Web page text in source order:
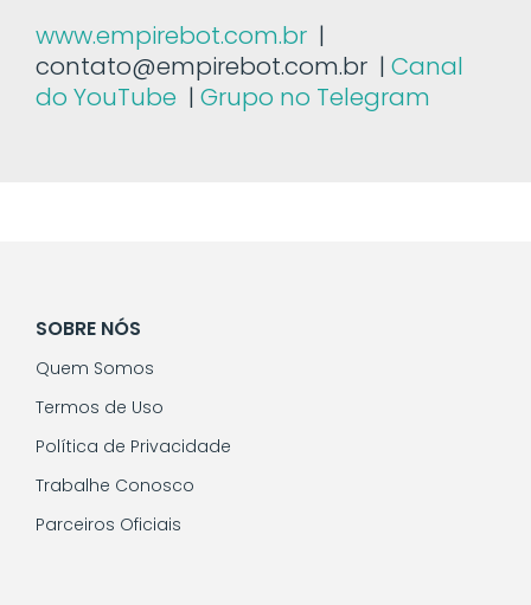
www.empirebot.com.br |
contato@empirebot.com.br | Canal
do YouTube | Grupo no Telegram
SOBRE NÓS
Quem Somos
Termos de Uso
Política de Privacidade
Trabalhe Conosco
Parceiros Oficiais